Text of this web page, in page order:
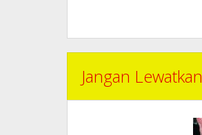
Jangan Lewatkan